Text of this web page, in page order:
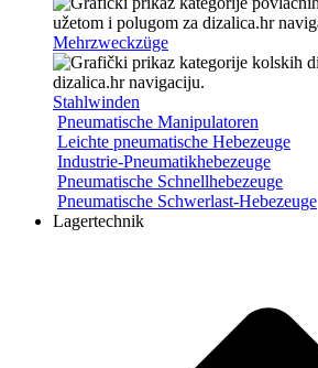
Mehrzweckzüge
Stahlwinden
Pneumatische Manipulatoren
Leichte pneumatische Hebezeuge
Industrie-Pneumatikhebezeuge
Pneumatische Schnellhebezeuge
Pneumatische Schwerlast-Hebezeuge
Lagertechnik